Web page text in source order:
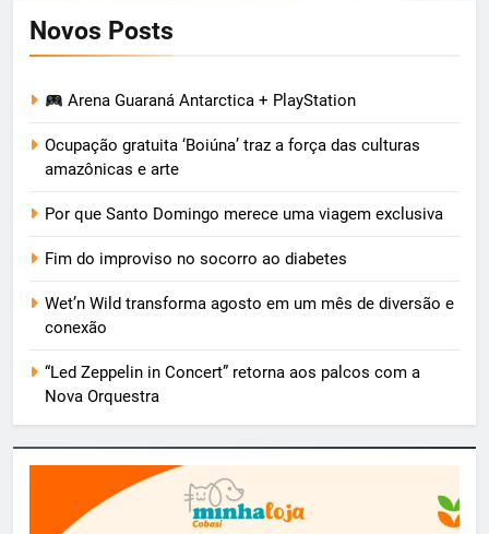
Novos Posts
Arena Guaraná Antarctica + PlayStation
Ocupação gratuita ‘Boiúna’ traz a força das culturas
amazônicas e arte
Por que Santo Domingo merece uma viagem exclusiva
Fim do improviso no socorro ao diabetes
Wet’n Wild transforma agosto em um mês de diversão e
conexão
“Led Zeppelin in Concert” retorna aos palcos com a
Nova Orquestra